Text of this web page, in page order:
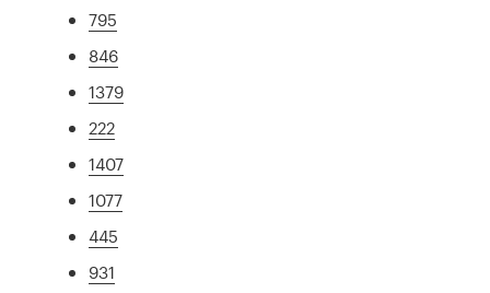
795
846
1379
222
1407
1077
445
931